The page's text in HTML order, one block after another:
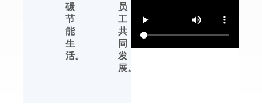
杭州川田电器拥有自
主品牌，中文标识
【友川】，英文标识
【YOTREE】。川田
电器——核心产品 川
碳
节
能
生
活。
员
工
共
同
发
展。